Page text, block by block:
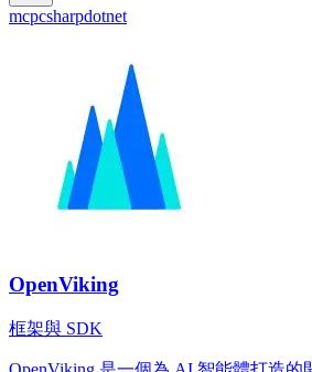
mcpcsharpdotnet
OpenViking
框架與 SDK